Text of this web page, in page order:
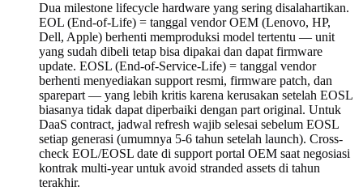
Dua milestone lifecycle hardware yang sering disalahartikan.
EOL (End-of-Life) = tanggal vendor OEM (Lenovo, HP,
Dell, Apple) berhenti memproduksi model tertentu — unit
yang sudah dibeli tetap bisa dipakai dan dapat firmware
update. EOSL (End-of-Service-Life) = tanggal vendor
berhenti menyediakan support resmi, firmware patch, dan
sparepart — yang lebih kritis karena kerusakan setelah EOSL
biasanya tidak dapat diperbaiki dengan part original. Untuk
DaaS contract, jadwal refresh wajib selesai sebelum EOSL
setiap generasi (umumnya 5-6 tahun setelah launch). Cross-
check EOL/EOSL date di support portal OEM saat negosiasi
kontrak multi-year untuk avoid stranded assets di tahun
terakhir.